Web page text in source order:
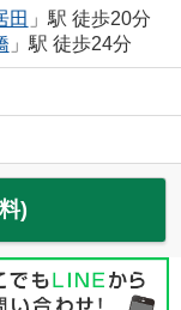
田 」駅 徒歩20分
」駅 徒歩24分
)